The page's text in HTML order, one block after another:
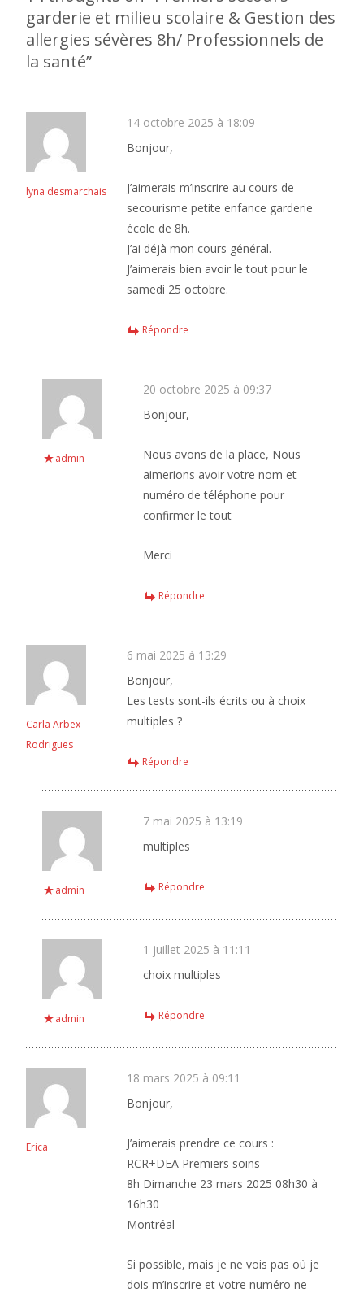
garderie et milieu scolaire & Gestion des
allergies sévères 8h/ Professionnels de
la santé”
lyna desmarchais
14 octobre 2025 à 18:09
Bonjour,
J’aimerais m’inscrire au cours de
secourisme petite enfance garderie
école de 8h.
J’ai déjà mon cours général.
J’aimerais bien avoir le tout pour le
samedi 25 octobre.
Répondre
admin
20 octobre 2025 à 09:37
Bonjour,
Nous avons de la place, Nous
aimerions avoir votre nom et
numéro de téléphone pour
confirmer le tout
Merci
Répondre
Carla Arbex
Rodrigues
6 mai 2025 à 13:29
Bonjour,
Les tests sont-ils écrits ou à choix
multiples ?
Répondre
admin
7 mai 2025 à 13:19
multiples
Répondre
admin
1 juillet 2025 à 11:11
choix multiples
Répondre
Erica
18 mars 2025 à 09:11
Bonjour,
J’aimerais prendre ce cours :
RCR+DEA Premiers soins
8h Dimanche 23 mars 2025 08h30 à
16h30
Montréal
Si possible, mais je ne vois pas où je
dois m’inscrire et votre numéro ne